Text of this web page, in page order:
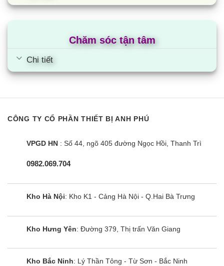
tư vấn.
Tủ lạnh Hitachi 550 lít có công suất tiêu thụ khoảng
Thực tế, mức độ tiêu thụ điện của tủ còn phụ thuộc vào các
suất đóng mở cửa tủ và tủ có được sử dụng đúng cách
Tủ lạnh Hitachi 550 lít 4 cửa
Với thiết kế 4 cánh (kiểu multidoor), dung tích 550L tiện lợi hơn
Tủ lạnh Hitachi 2 cánh 550L được thiết kế 2 cánh kiểu side by
Chăm sóc tận tâm
Chi tiết
CÔNG TY CỔ PHẦN THIẾT BỊ ANH PHÚ
VPGD HN : Số 44, ngõ 405 đường Ngọc Hồi, Thanh Trì
0982.069.704
Kho Hà Nội: Kho K1 - Cảng Hà Nội - Q.Hai Bà Trưng
Kho Hưng Yên: Đường 379, Thị trấn Văn Giang
Kho Bắc Ninh: Lý Thần Tông - Từ Sơn - Bắc Ninh